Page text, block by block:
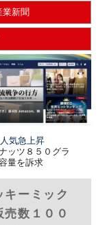
業新聞
人気急上昇
ッツ８５０グラ
量を訴求
ーミック
数１００